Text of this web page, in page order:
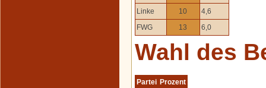
Linke
10
4,6
FWG
13 6,0
Wahl des
Partei Prozent